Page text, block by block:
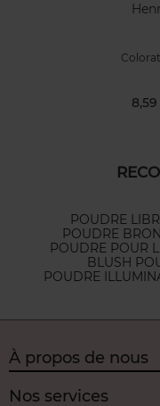
POUDRE
POUDRE
POUDRE POUR
BLUSH
POUDRE
À propos de nous
Nos services